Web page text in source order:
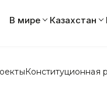
В мире Казахстан
Конституционная